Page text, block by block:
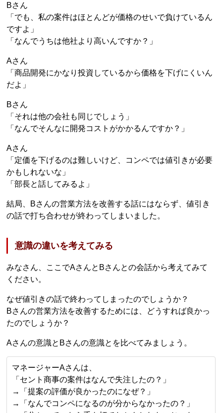
Bさん
「でも、私の案件はほとんどが価格のせいで負けているん
ですよ」
「なんでうちは他社より高いんですか？」
Aさん
「商品開発にかなり投資しているから価格を下げにくいん
だよ」
Bさん
「それは他の会社も同じでしょう」
「なんでそんなに開発コストがかかるんですか？」
Aさん
「定価を下げるのは難しいけど、コンペでは値引きが必要
かもしれないな」
「部長と話してみるよ」
結局、Bさんの営業方法を改善する話にはならず、値引き
の話で打ち合わせが終わってしまいました。
意識の違いを考えてみる
みなさん、ここでAさんとBさんとの会話から考えてみて
ください。
なぜ値引きの話で終わってしまったのでしょうか？
Bさんの営業方法を改善するためには、どうすれば良かっ
たのでしょうか？
Aさんの意識とBさんの意識とを比べてみましょう。
マネージャーAさんは、
「セント商事の案件はなんで失注したの？」
→「提案の評価が良かったのになぜ？」
→「なんでコンペになるのが分からなかったの？」